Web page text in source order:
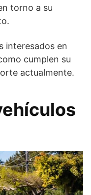
torno a su
interesados en
cumplen su
actualmente.